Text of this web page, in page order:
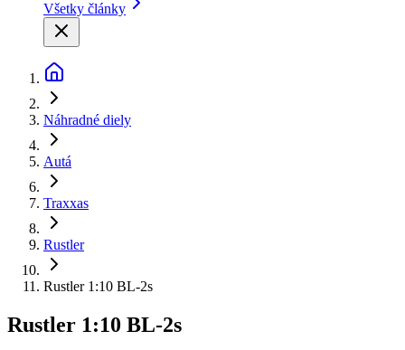
Všetky články
Náhradné diely
Autá
Traxxas
Rustler
Rustler 1:10 BL-2s
Rustler 1:10 BL-2s